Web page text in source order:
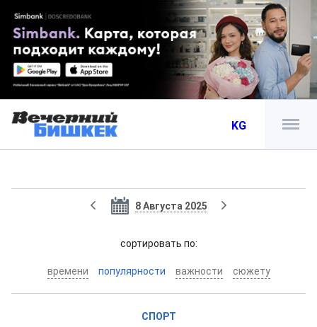
KG
8 Августа 2025
cортировать по:
времени популярности важности сюжету
СПОРТ